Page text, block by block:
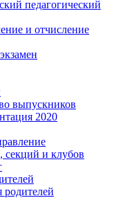
педагогический
и отчисление
выпускников
2020
секций и клубов